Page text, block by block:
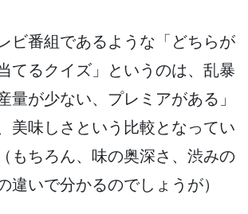
ビ番組であるような「どちらが
てるクイズ」というのは、乱暴
量が少ない、プレミアがある」
美味しさという比較となってい
もちろん、味の奥深さ、渋みの
違いで分かるのでしょうが）